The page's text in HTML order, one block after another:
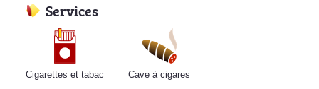
Services
Cigarettes et tabac Cave à cigares